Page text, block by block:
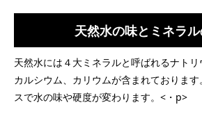
天然水の味とミネラ
天然水には４大ミネラルと呼ばれるナトリ
カルシウム、カリウムが含まれておりま
スで水の味や硬度が変わります。<・p>